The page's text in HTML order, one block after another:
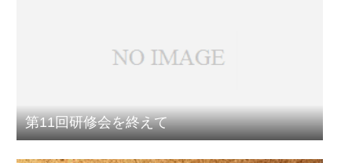
第11回研修会を終えて